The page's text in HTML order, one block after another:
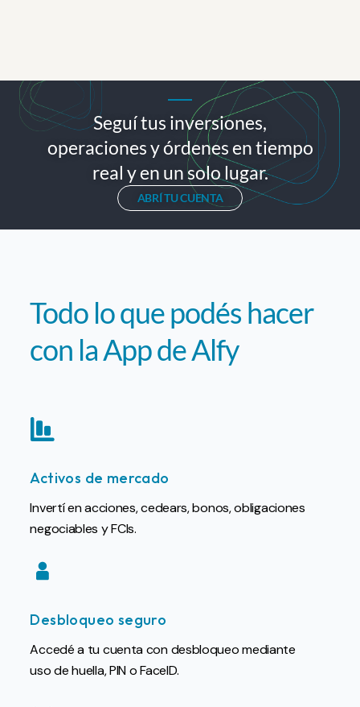
Seguí tus inversiones,
operaciones y órdenes en tiempo
real y en un solo lugar.
ABRÍ TU CUENTA
Todo lo que podés hacer
con la App de Alfy
Activos de mercado
Invertí en acciones, cedears, bonos, obligaciones
negociables y FCIs.
Desbloqueo seguro
Accedé a tu cuenta con desbloqueo mediante
uso de huella, PIN o FaceID.